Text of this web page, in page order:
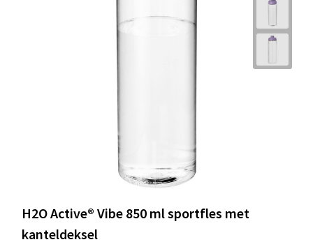
H2O Active® Vibe 850 ml sportfles met
kanteldeksel